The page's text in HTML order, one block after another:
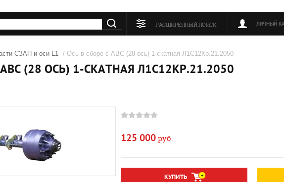
ЛИЧНЫЙ
РАСШИРЕННЫЙ ПОИСК
СЗАП и оси L1 / Ось в сборе с АВС (28 ось) 1-скатная Л1С12Кр.21.2050
(28 ОСЬ) 1-СКАТНАЯ Л1С12КР.21.2050
125 000 руб.
КУПИТЬ